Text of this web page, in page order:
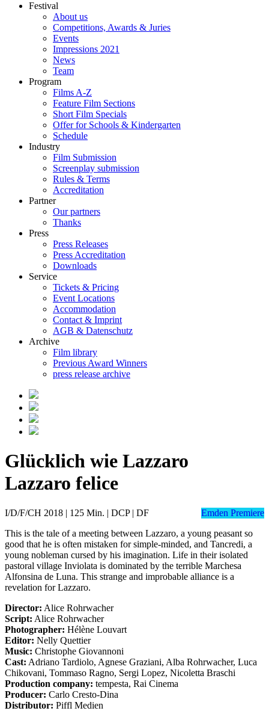
Festival
About us
Competitions, Awards & Juries
Events
Impressions 2021
News
Team
Program
Films A-Z
Feature Film Sections
Short Film Specials
Offer for Schools & Kindergarten
Schedule
Industry
Film Submission
Screenplay submission
Rules & Terms
Accreditation
Partner
Our partners
Thanks
Press
Press Releases
Press Accreditation
Downloads
Service
Tickets & Pricing
Event Locations
Accommodation
Contact & Imprint
AGB & Datenschutz
Archive
Film library
Previous Award Winners
press release archive
Glücklich wie Lazzaro
Lazzaro felice
I/D/F/CH 2018 | 125 Min. | DCP | DF
Emden Premiere
This is the tale of a meeting between Lazzaro, a young peasant so
good that he is often mistaken for simple-minded, and Tancredi, a
young nobleman cursed by his imagination. Life in their isolated
pastoral village Inviolata is dominated by the terrible Marchesa
Alfonsina de Luna. This strange and improbable alliance is a
revelation for Lazzaro.
Director: Alice Rohrwacher
Script: Alice Rohrwacher
Photographer: Hélène Louvart
Editor: Nelly Quettier
Music: Christophe Giovannoni
Cast: Adriano Tardiolo, Agnese Graziani, Alba Rohrwacher, Luca
Chikovani, Tommaso Ragno, Sergi Lopez, Nicoletta Braschi
Production company: tempesta, Rai Cinema
Producer: Carlo Cresto-Dina
Distributor: Piffl Medien